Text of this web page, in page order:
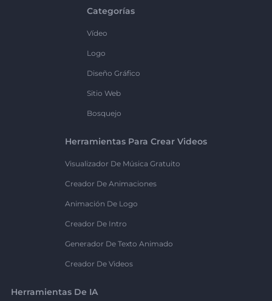
Categorías
Vídeo
Logo
Diseño Gráfico
Sitio Web
Bosquejo
Herramientas Para Crear Videos
Visualizador De Música Gratuito
Creador De Animaciones
Animación De Logo
Creador De Intro
Generador De Texto Animado
Creador De Videos
Herramientas De IA